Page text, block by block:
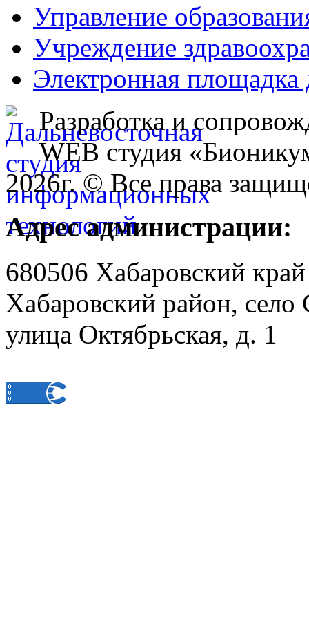
Управление
Учреждение
Электронная площадка
Разработка и
WEB студия
2026г. © Все права
Адрес администрации:
680506 Хабаровский край
Хабаровский район, село
улица Октябрьская, д. 1